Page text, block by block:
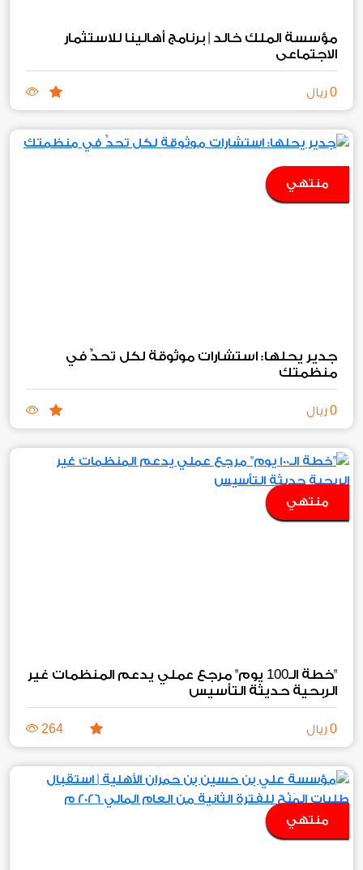
مؤسسة الملك خالد | برنامج أهالينا للاستثمار
الاجتماعي
0 ريال
منتهي
جدير يحلها: استشارات موثوقة لكل تحدٍّ في
منظمتك
0 ريال
منتهي
"خطة الـ100
يوم" مرجع عملي يدعم المنظمات غير
الربحية حديثة التأسيس
0 ريال 264
منتهي